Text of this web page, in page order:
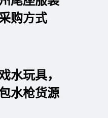
购方式
水玩具，
水枪货源